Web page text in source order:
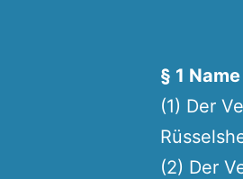
§ 1
(1) Der
(2) Der